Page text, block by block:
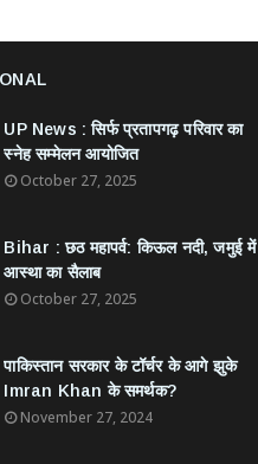
UP News : सिर्फ प्रतापगढ़ परिवार का
स्नेह सम्मेलन आयोजित
October 27, 2025
Bihar : छठ महापर्व: किऊल नदी, जमुई में
आस्था का सैलाब
October 27, 2025
​पाकिस्तान सरकार के टॉर्चर के आगे झुके
Imran Khan के समर्थक?
November 27, 2024